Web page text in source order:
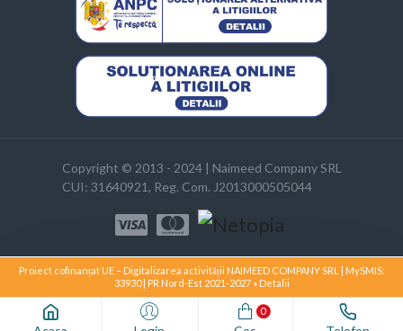
Proiect cofinanțat UE – Digitalizarea activității NAIMEED COMPANY SRL | MySMIS:
33930 | PR Nord-Est 2021-2027 » Detalii
Copyright © 2013 - 2024 | Naimeed Company SRL
CUI: 31640921, Reg. Com. J2013000505044
0